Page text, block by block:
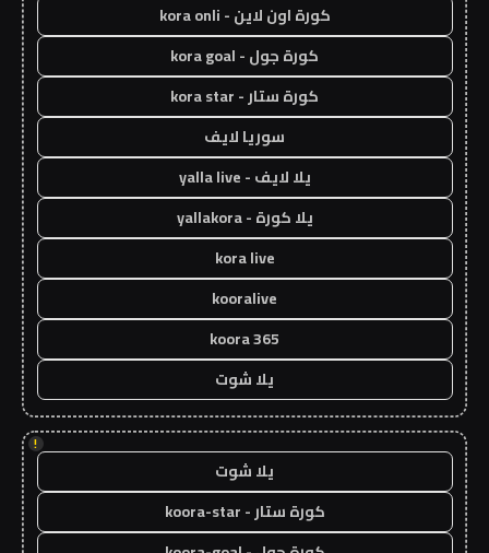
كورة اون لاين - kora onli
كورة جول - kora goal
كورة ستار - kora star
سوريا لايف
يلا لايف - yalla live
يلا كورة - yallakora
kora live
kooralive
koora 365
يلا شوت
!
يلا شوت
كورة ستار - koora-star